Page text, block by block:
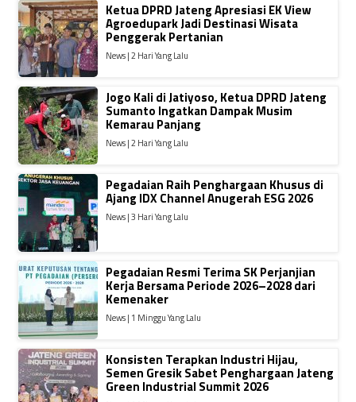
Ketua DPRD Jateng Apresiasi EK View
Agroedupark Jadi Destinasi Wisata
Penggerak Pertanian
News | 2 Hari Yang Lalu
Jogo Kali di Jatiyoso, Ketua DPRD Jateng
Sumanto Ingatkan Dampak Musim
Kemarau Panjang
News | 2 Hari Yang Lalu
Pegadaian Raih Penghargaan Khusus di
Ajang IDX Channel Anugerah ESG 2026
News | 3 Hari Yang Lalu
Pegadaian Resmi Terima SK Perjanjian
Kerja Bersama Periode 2026–2028 dari
Kemenaker
News | 1 Minggu Yang Lalu
Konsisten Terapkan Industri Hijau,
Semen Gresik Sabet Penghargaan Jateng
Green Industrial Summit 2026